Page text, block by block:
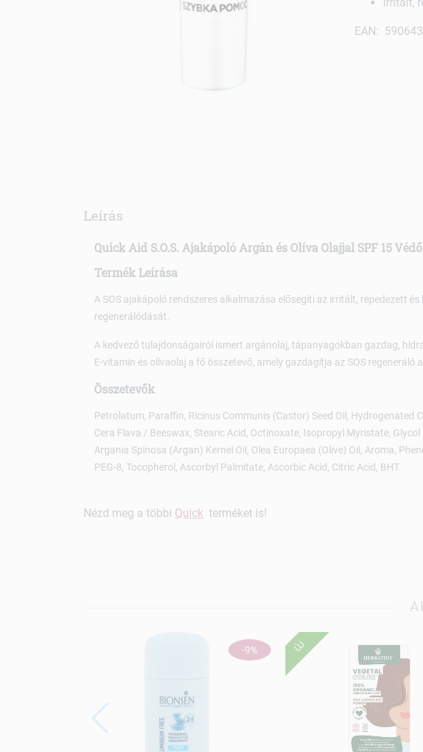
EAN:
Leírás
Quick Aid S.O.S. Ajakápoló Argán és Olíva Olajjal SPF 15
Termék Leírása
A SOS ajakápoló rendszeres alkalmazása elősegíti az irritált, repedezett
regenerálódását.
A kedvező tulajdonságairól ismert argánolaj, tápanyagokban gazdag,
E-vitamin és olívaolaj a fő összetevő, amely gazdagítja az SOS regeneráló
Összetevők
Petrolatum, Paraffin, Ricinus Communis (Castor) Seed Oil, Hydrogenated
Cera Flava / Beeswax, Stearic Acid, Octinoxate, Isopropyl Myristate,
Argania Spinosa (Argan) Kernel Oil, Olea Europaea (Olive) Oil, Aroma,
PEG-8, Tocopherol, Ascorbyl Palmitate, Ascorbic Acid, Citric Acid, BHT.
Nézd meg a többi Quick terméket is!
-9% ÚJ